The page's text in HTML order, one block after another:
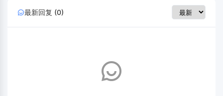
最新回复 (0)